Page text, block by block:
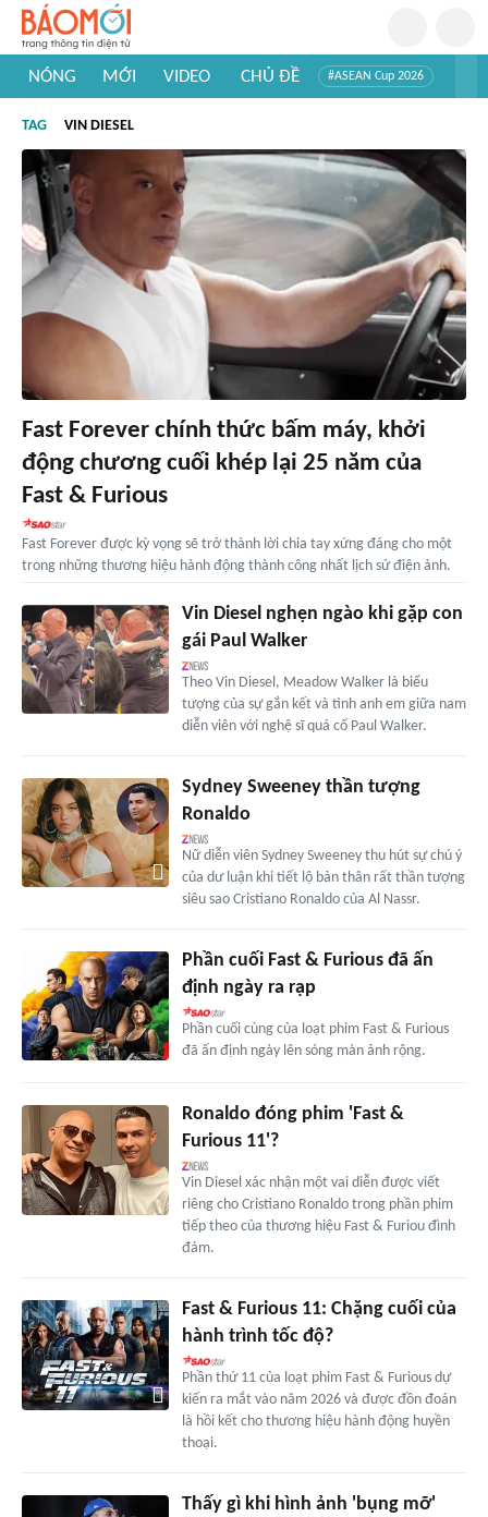
NÓNG MỚI VIDEO CHỦ ĐỀ #ASEAN Cup 2026
#Khám phá thế giới
TAG VIN DIESEL
Fast Forever chính thức bấm máy, khởi
động chương cuối khép lại 25 năm của
Fast & Furious
Fast Forever được kỳ vọng sẽ trở thành lời chia tay xứng đáng cho một
trong những thương hiệu hành động thành công nhất lịch sử điện ảnh.
Vin Diesel nghẹn ngào khi gặp con
gái Paul Walker
Theo Vin Diesel, Meadow Walker là biểu
tượng của sự gắn kết và tình anh em giữa nam
diễn viên với nghệ sĩ quá cố Paul Walker.
Sydney Sweeney thần tượng
Ronaldo
Nữ diễn viên Sydney Sweeney thu hút sự chú ý
của dư luận khi tiết lộ bản thân rất thần tượng
siêu sao Cristiano Ronaldo của Al Nassr.
Phần cuối Fast & Furious đã ấn
định ngày ra rạp
Phần cuối cùng của loạt phim Fast & Furious
đã ấn định ngày lên sóng màn ảnh rộng.
Ronaldo đóng phim 'Fast &
Furious 11'?
Vin Diesel xác nhận một vai diễn được viết
riêng cho Cristiano Ronaldo trong phần phim
tiếp theo của thương hiệu Fast & Furiou đình
đám.
Fast & Furious 11: Chặng cuối của
hành trình tốc độ?
Phần thứ 11 của loạt phim Fast & Furious dự
kiến ra mắt vào năm 2026 và được đồn đoán
là hồi kết cho thương hiệu hành động huyền
thoại.
Thấy gì khi hình ảnh 'bụng mỡ'